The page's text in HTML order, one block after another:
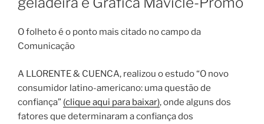
O folheto é o ponto mais citado no campo da
Comunicação
A LLORENTE & CUENCA, realizou o estudo “O novo
consumidor latino-americano: uma questão de
confiança” (clique aqui para baixar), onde alguns dos
fatores que determinaram a confiança dos